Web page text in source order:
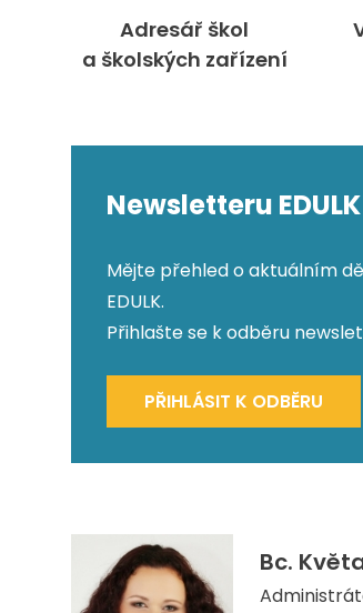
Adresář škol
a školských zařízení
Newsletteru EDULK
Mějte přehled o aktuálním
EDULK.
Přihlašte se k odběru
PŘIHLÁSIT K ODBĚRU
Bc.